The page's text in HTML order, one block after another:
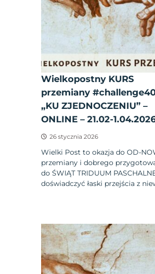
Wielkopostny KURS
przemiany
„KU ZJEDNOCZENIU” –
ONLINE – 21.02-
26 stycznia 2026
Wielki Post to okazja do OD-
przemiany i dobrego
do ŚWIĄT TRIDUUM
doświadczyć łaski przejścia z